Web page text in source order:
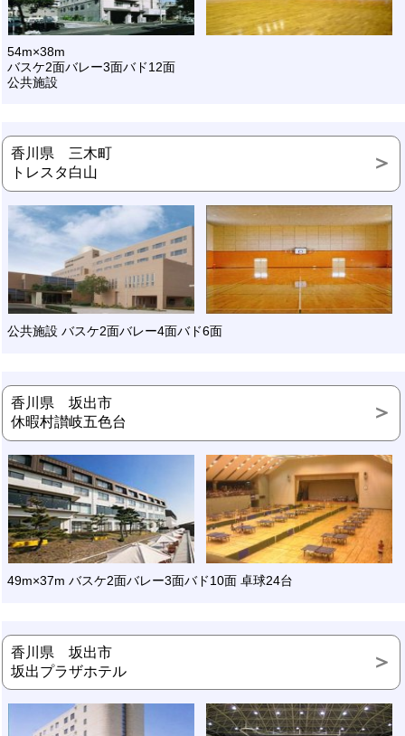
54m×38m
バスケ2面バレー3面バド12面
公共施設
香川県 三木町
トレスタ白山
公共施設 バスケ2面バレー4面バド6面
香川県 坂出市
休暇村讃岐五色台
49m×37m バスケ2面バレー3面バド10面 卓球24台
香川県 坂出市
坂出プラザホテル